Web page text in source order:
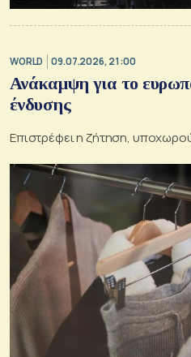
WORLD 09.07.2026, 21:00
Ανάκαμψη για το
ένδυσης
Επιστρέφει η ζήτηση,